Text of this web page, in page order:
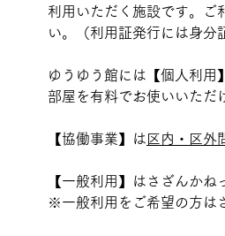
ゆうゆう大宮堀ノ内館 コミュニテ
利用いただく施設です。ご
い。（利用証発行には身分
ゆうゆう館には【個人利用
部屋を有料でお使いいただ
【協働事業】は 区内・区外
【一般利用】はさざんかね
※一般利用をご希望の方は